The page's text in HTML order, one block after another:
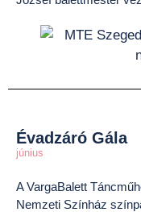
Évadzáró Gála
június
A VargaBalett
Nemzeti Színház